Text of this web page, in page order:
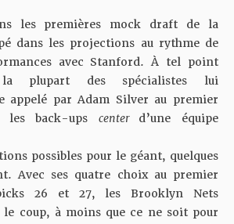
les premières mock draft de la
dans les projections au rythme de
avec Stanford. À tel point
la plupart des spécialistes lui
appelé par Adam Silver au premier
les back-ups center d’une équipe
possibles pour le géant, quelques
Avec ses quatre choix au premier
26 et 27, les Brooklyn Nets
coup, à moins que ce ne soit pour